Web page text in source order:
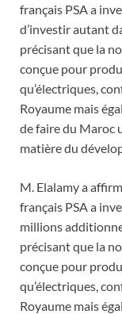
français PSA a
d’investir autant
précisant que la
conçue pour
qu’électriques,
Royaume mais
de faire du Maroc
matière du
M. Elalamy a
français PSA a
millions
précisant que la
conçue pour
qu’électriques,
Royaume mais